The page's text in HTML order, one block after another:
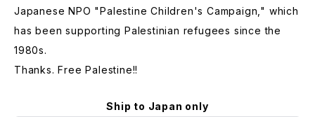
Japanese NPO "Palestine Children's Campaign," which
has been supporting Palestinian refugees since the
1980s.
Thanks. Free Palestine!!
Ship to Japan only